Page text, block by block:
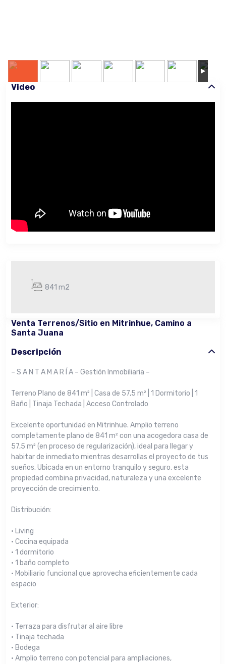
841 m2
Venta Terrenos/Sitio en Mitrinhue, Camino a
Santa Juana
Descripción
– S A N T A M A R Í A – Gestión Inmobiliaria –
Terreno Plano de 841 m² | Casa de 57,5 m² | 1 Dormitorio | 1
Baño | Tinaja Techada | Acceso Controlado
Excelente oportunidad en Mitrinhue. Amplio terreno
completamente plano de 841 m² con una acogedora casa de
57,5 m² (en proceso de regularización), ideal para llegar y
habitar de inmediato mientras desarrollas el proyecto de tus
sueños. Ubicada en un entorno tranquilo y seguro, esta
propiedad combina privacidad, naturaleza y una excelente
proyección de crecimiento.
Distribución:
• Living
• Cocina equipada
• 1 dormitorio
• 1 baño completo
• Mobiliario funcional que aprovecha eficientemente cada
espacio
Exterior:
• Terraza para disfrutar al aire libre
• Tinaja techada
• Bodega
• Amplio terreno con potencial para ampliaciones,
Video